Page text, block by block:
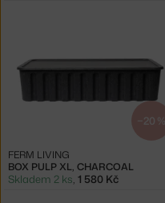
−20 %
BOX PULP XL, CHARCOAL
FERM LIVING
Skladem 2 ks, 1 580 Kč